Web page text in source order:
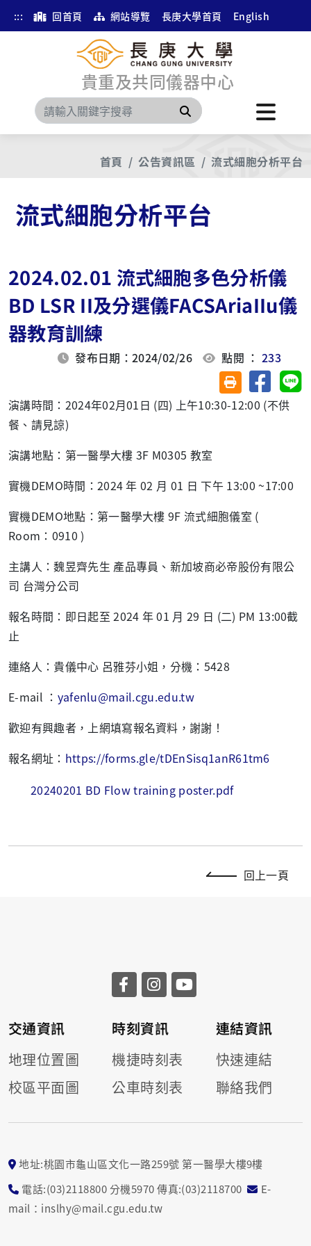
::: 回首頁 網站導覽 長庚大學首頁 English
貴重及共同儀器中心
搜尋
首頁 公告資訊區 流式細胞分析平台
流式細胞分析平台
2024.02.01 流式細胞多色分析儀
BD LSR II及分選儀FACSAriaIIu儀
器教育訓練
發布日期：2024/02/26 點閱 ：233
友善列印(另開視
分享至
演講時間：2024年02月01日 (四) 上午10:30-12:00 (不供
餐、請見諒)
演講地點：第一醫學大樓 3F M0305 教室
實機DEMO時間：2024 年 02 月 01 日 下午 13:00 ~17:00
實機DEMO地點：第一醫學大樓 9F 流式細胞儀室 (
Room：0910 )
主講人：魏昱齊先生 產品專員、新加坡商必帝股份有限公
司 台灣分公司
報名時間：即日起至 2024 年 01 月 29 日 (二) PM 13:00截
止
連絡人：貴儀中心 呂雅芬小姐，分機：5428
E-mail ： yafenlu@mail.cgu.edu.tw
歡迎有興趣者，上網填寫報名資料，謝謝！
報名網址： https://forms.gle/tDEnSisq1anR61tm6
20240201 BD Flow training poster.pdf
回上一頁
交通資訊
地理位置圖
校區平面圖
時刻資訊
機捷時刻表
公車時刻表
連結資訊
快速連結
聯絡我們
地址:桃園市龜山區文化一路259號 第一醫學大樓9樓
電話:(03)2118800 分機5970 傳真:(03)2118700
E-
mail：inslhy@mail.cgu.edu.tw